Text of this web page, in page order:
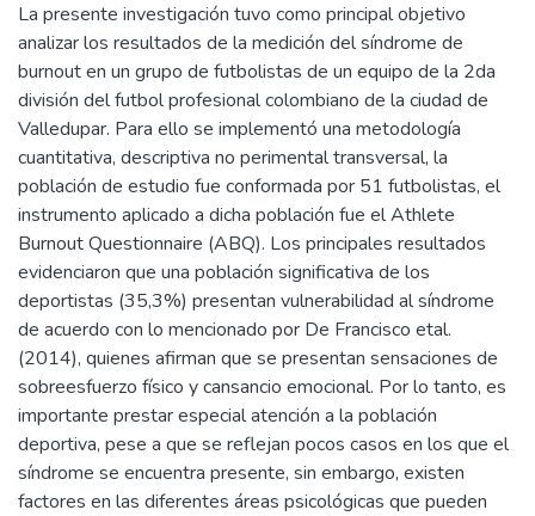
La presente investigación tuvo como principal objetivo
analizar los resultados de la medición del síndrome de
burnout en un grupo de futbolistas de un equipo de la 2da
división del futbol profesional colombiano de la ciudad de
Valledupar. Para ello se implementó una metodología
cuantitativa, descriptiva no perimental transversal, la
población de estudio fue conformada por 51 futbolistas, el
instrumento aplicado a dicha población fue el Athlete
Burnout Questionnaire (ABQ). Los principales resultados
evidenciaron que una población significativa de los
deportistas (35,3%) presentan vulnerabilidad al síndrome
de acuerdo con lo mencionado por De Francisco etal.
(2014), quienes afirman que se presentan sensaciones de
sobreesfuerzo físico y cansancio emocional. Por lo tanto, es
importante prestar especial atención a la población
deportiva, pese a que se reflejan pocos casos en los que el
síndrome se encuentra presente, sin embargo, existen
factores en las diferentes áreas psicológicas que pueden